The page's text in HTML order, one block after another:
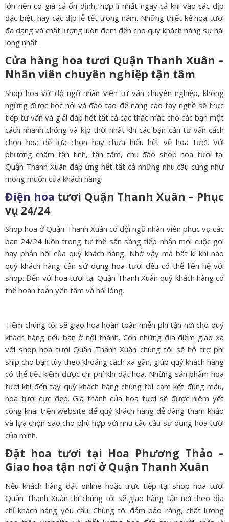
lớn nên có giá cả ổn định, hợp lí nhất ngay cả khi vào các dịp
đặc biệt, hay các dịp lễ tết trong năm. Những thiết kế hoa tươi
đa dạng và chất lượng luôn đem đến cho quý khách hàng sự hài
lòng nhất.
Cửa hàng hoa tươi Quận Thanh Xuân –
Nhân viên chuyên nghiệp tận tâm
Shop hoa với độ ngũ nhân viên tư vấn chuyên nghiệp, không
ngừng được học hỏi và đào tạo để nâng cao tay nghề sẽ trực
tiếp tư vấn và giải đáp hết tất cả các thắc mắc cho các bạn một
cách nhanh chóng và kịp thời nhất khi các bạn cần tư vấn cách
chọn hoa để lựa chọn hay chưa hiểu hết về hoa tươi. Với
phương châm tận tình, tận tâm, chu đáo shop hoa tươi tại
Quận Thanh Xuân đáp ứng hết tất cả những nhu cầu cũng như
mong muốn của khách hàng.
Điện hoa tươi Quận Thanh Xuân – Phục
vụ 24/24
Shop hoa ở Quận Thanh Xuân có đội ngũ nhân viên phục vụ các
bạn 24/24 luôn trong tư thế sẵn sàng tiếp nhận mọi cuộc gọi
hay phản hồi của quý khách hàng. Nhờ vậy mà bất kì khi nào
quý khách hàng cần sử dụng hoa tươi đều có thể liên hệ với
shop. Đến với hoa tươi tại Quận Thanh Xuân quý khách hàng có
thể hoàn toàn yên tâm và hài lòng.
Tiệm chúng tôi sẽ giao hoa hoàn toàn miễn phí tận nơi cho quý
khách hàng nếu bạn ở nội thành. Còn những địa điểm giao xa
với shop hoa tươi Quận Thanh Xuân chúng tôi sẽ hỗ trợ phí
ship cho bạn tùy theo khoảng cách xa gần, giúp quý khách hàng
có thể tiết kiệm được chi phí khi đặt hoa. Những sản phẩm hoa
tươi khi đến tay quý khách hàng chúng tôi cam kết đúng mẫu,
hoa tươi cực đẹp. Giá thành của hoa tươi sẽ được niêm yết
công khai trên website để quý khách hàng dễ dàng tham khảo
và lựa chọn sao cho phù hợp với nhu cầu cầu sử dụng hoa tươi
của mình.
Đặt hoa tươi tại Hoa Phương Thảo –
Giao hoa tận nơi ởQuận Thanh Xuân
Nếu khách hàng đặt online hoặc trực tiếp tại shop hoa tươi
Quận Thanh Xuân thì chúng tôi sẽ giao hàng tận nơi theo địa
chỉ khách hàng yêu cầu. Chúng tôi đảm bảo rằng, chất lượng